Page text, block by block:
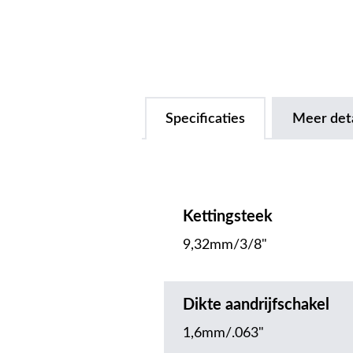
Specificaties Meer
Kettingsteek
9,32mm/3/8"
Dikte aandrijfschakel
1,6mm/.063"